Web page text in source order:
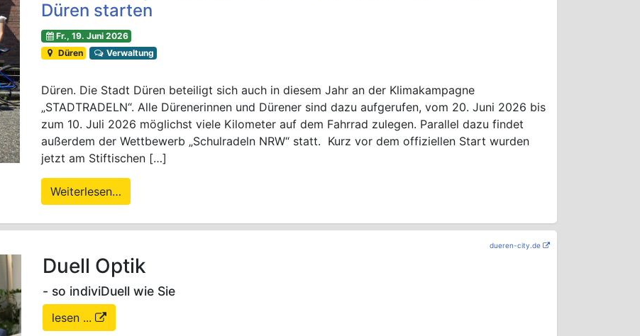
Düren starten
Fr., 19. Juni 2026
Düren
Verwaltung
Düren. Die Stadt Düren beteiligt sich auch in diesem Jahr an der Klimakampagne
„STADTRADELN“. Alle Dürenerinnen und Dürener sind dazu aufgerufen, vom 20. Juni 2026 bis
zum 10. Juli 2026 möglichst viele Kilometer auf dem Fahrrad zulegen. Parallel dazu findet
außerdem der Wettbewerb „Schulradeln NRW“ statt. Kurz vor dem offiziellen Start wurden
jetzt am Stiftischen […]
Weiterlesen…
dueren-city.de
Duell Optik
- so indiviDuell wie Sie
lesen ...